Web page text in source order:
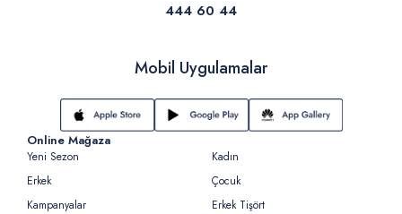
444 60 44
Mobil Uygulamalar
Online Mağaza
Yeni Sezon
Kadın
Erkek
Çocuk
Kampanyalar
Erkek Tişört